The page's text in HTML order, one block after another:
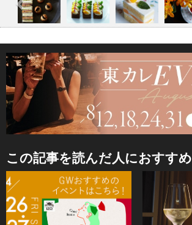
この記事を読んだ人におすすめ